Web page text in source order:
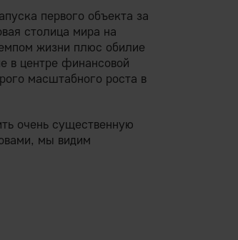
первого объекта за
столица мира на
жизни плюс обилие
в центре финансовой
масштабного роста в
очень существенную
мы видим